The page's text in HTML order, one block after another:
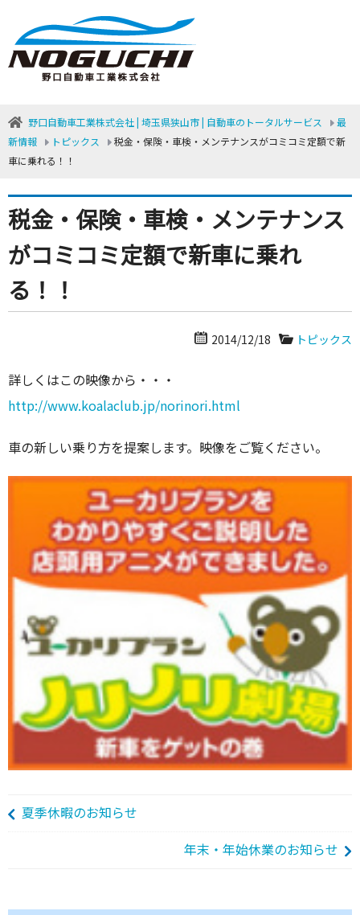
野口自動車工業株式会社 | 埼玉県狭山市 | 自動車のトータルサービス
最
新情報
トピックス
税金・保険・車検・メンテナンスがコミコミ定額で新
車に乗れる！！
税金・保険・車検・メンテナンス
がコミコミ定額で新車に乗れ
る！！
2014/12/18 トピックス
詳しくはこの映像から・・・
http://www.koalaclub.jp/norinori.html
車の新しい乗り方を提案します。映像をご覧ください。
夏季休暇のお知らせ
年末・年始休業のお知らせ